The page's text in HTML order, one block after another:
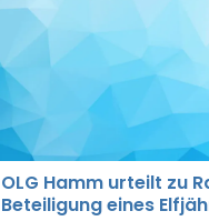
OLG Hamm urteilt zu
Beteiligung eines